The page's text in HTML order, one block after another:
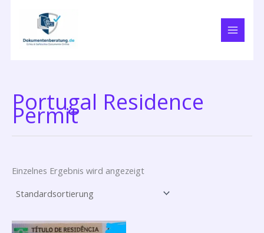
Portugal Residence
Permit
Einzelnes Ergebnis wird angezeigt